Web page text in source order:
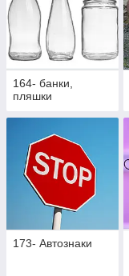
164- банки,
пляшки
173- Автознаки